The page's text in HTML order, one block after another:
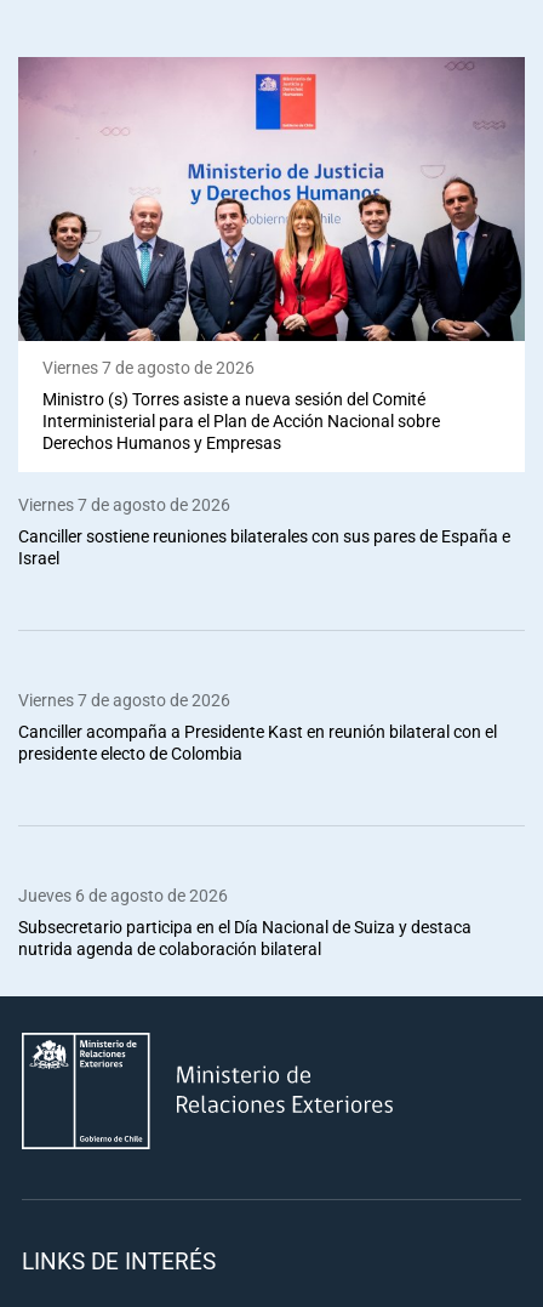
Viernes 7 de agosto de 2026
Ministro (s) Torres asiste a nueva sesión del Comité
Interministerial para el Plan de Acción Nacional sobre
Derechos Humanos y Empresas
Viernes 7 de agosto de 2026
Canciller sostiene reuniones bilaterales con sus pares de España e
Israel
Viernes 7 de agosto de 2026
Canciller acompaña a Presidente Kast en reunión bilateral con el
presidente electo de Colombia
Jueves 6 de agosto de 2026
Subsecretario participa en el Día Nacional de Suiza y destaca
nutrida agenda de colaboración bilateral
LINKS DE INTERÉS